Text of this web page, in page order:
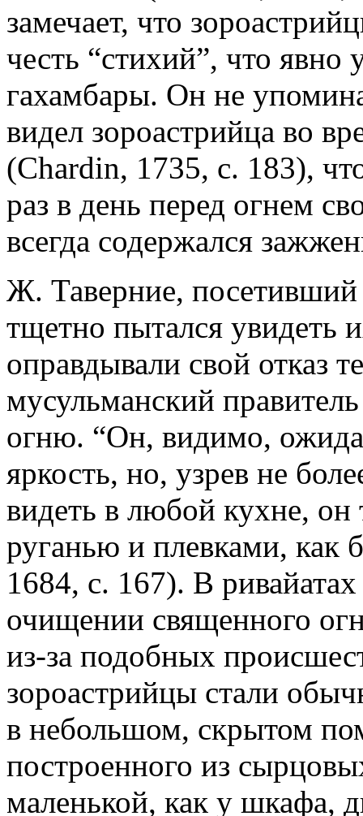
замечает, что
честь “стихий”, что явно
гахамбары. Он не
видел зороастрийца во
(Chardin, 1735, с. 183),
раз в день перед огнем
всегда содержался
Ж. Таверние, посетивший
тщетно пытался увидеть
оправдывали свой отказ
мусульманский
огню. “Он, видимо,
яркость, но, узрев не
видеть в любой кухне, он
руганью и плевками, как
1684, с. 167). В
очищении священного
из-за подобных
зороастрийцы стали
в небольшом, скрытом
построенного из
маленькой, как у шкафа,